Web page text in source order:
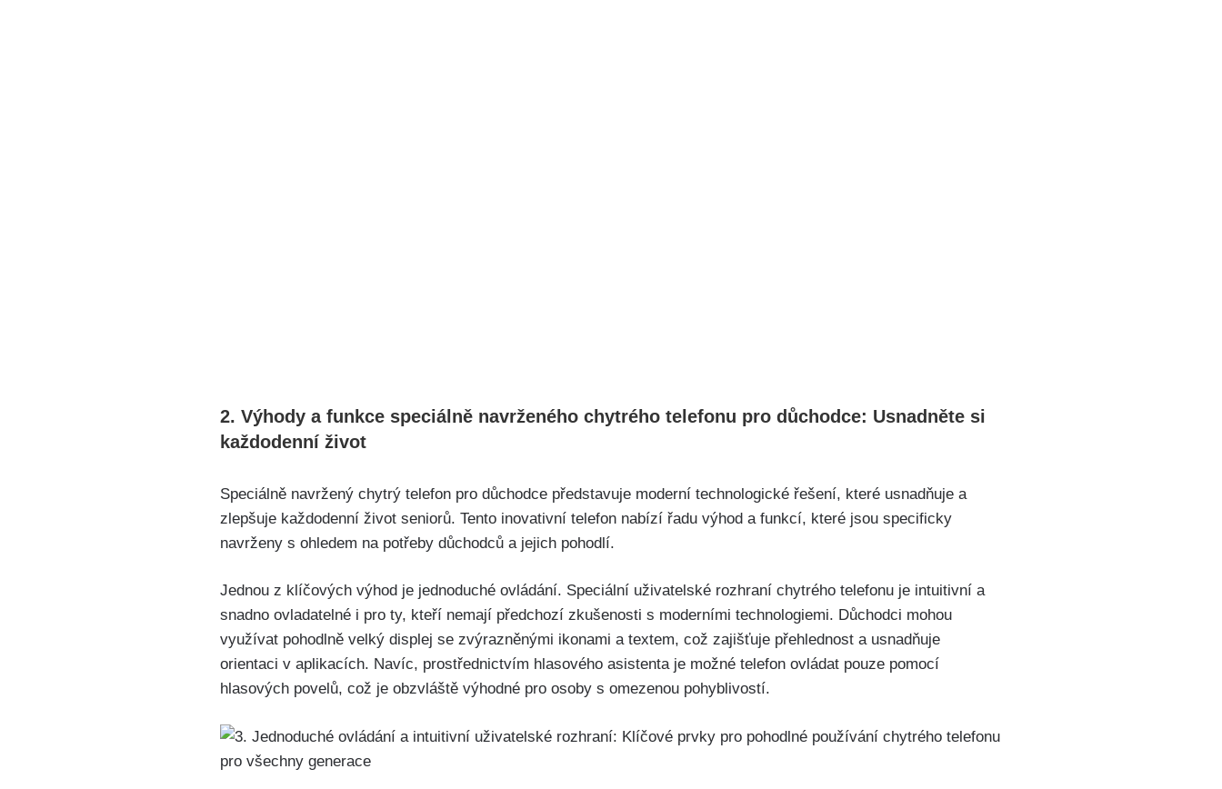
2. Výhody a funkce speciálně navrženého⁢ chytrého telefonu pro důchodce: Usnadněte si
každodenní život
Speciálně navržený chytrý telefon pro důchodce představuje moderní technologické řešení, které usnadňuje a
zlepšuje každodenní život seniorů.​ Tento inovativní telefon nabízí řadu výhod a funkcí, které‍ jsou ‍specificky
navrženy s ohledem na potřeby důchodců a jejich pohodlí.
Jednou z klíčových výhod je ⁣jednoduché ovládání. Speciální uživatelské rozhraní chytrého telefonu je intuitivní a
snadno ovladatelné i pro ty, kteří​ nemají předchozí zkušenosti s moderními technologiemi.⁣ Důchodci mohou
‍využívat pohodlně ​velký displej se zvýrazněnými ikonami a textem, což zajišťuje přehlednost a usnadňuje
orientaci v aplikacích. Navíc, prostřednictvím hlasového‍ asistenta je možné telefon ovládat pouze pomocí
hlasových povelů, což je obzvláště výhodné pro osoby s omezenou pohyblivostí.